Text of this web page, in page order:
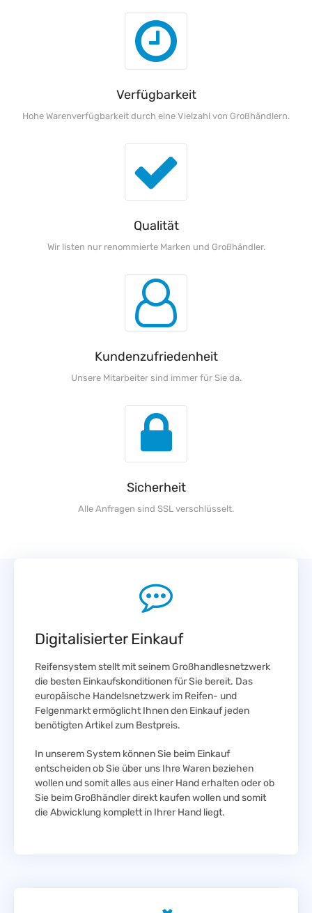
Verfügbarkeit
Hohe Warenverfügbarkeit durch eine Vielzahl von Großhändlern.
Qualität
Wir listen nur renommierte Marken und Großhändler.
Kundenzufriedenheit
Unsere Mitarbeiter sind immer für Sie da.
Sicherheit
Alle Anfragen sind SSL verschlüsselt.
Digitalisierter Einkauf
Reifensystem stellt mit seinem Großhandlesnetzwerk
die besten Einkaufskonditionen für Sie bereit. Das
europäische Handelsnetzwerk im Reifen- und
Felgenmarkt ermöglicht Ihnen den Einkauf jeden
benötigten Artikel zum Bestpreis.
In unserem System können Sie beim Einkauf
entscheiden ob Sie über uns Ihre Waren beziehen
wollen und somit alles aus einer Hand erhalten oder ob
Sie beim Großhändler direkt kaufen wollen und somit
die Abwicklung komplett in Ihrer Hand liegt.